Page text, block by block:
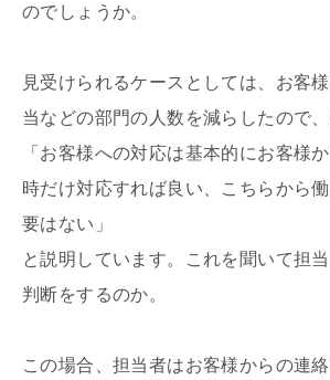
のでしょうか。
見受けられるケースとしては、お客
当などの部門の人数を減らしたので
「お客様への対応は基本的にお客様
時だけ対応すれば良い、こちらから
要はない」
と説明しています。これを聞いて担
判断をするのか。
この場合、担当者はお客様からの連絡